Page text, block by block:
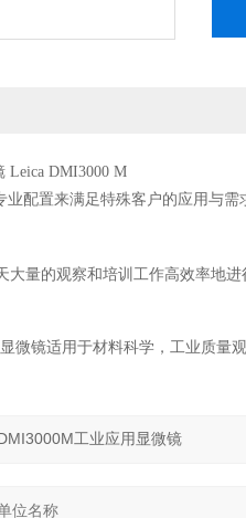
Leica DMI3000 M
配置来满足特殊客户的应用与需
量的观察和培训工作高效率地进
微镜适用于材料科学，工业质量